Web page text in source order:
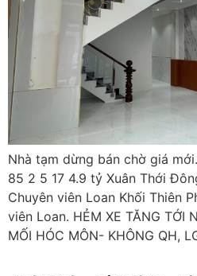
Nhà tạm dừng bán chờ giá
85 2 5 17 4.9 tỷ Xuân Thới
Chuyên viên Loan Khối Thiên
viên Loan. HẺM XE TĂNG TỚI
MỐI HÓC MÔN- KHÔNG QH,